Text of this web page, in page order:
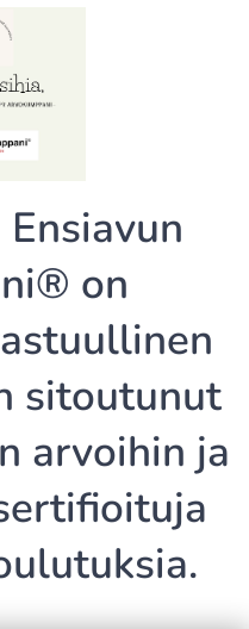
on
sitoutunut
arvoihin ja